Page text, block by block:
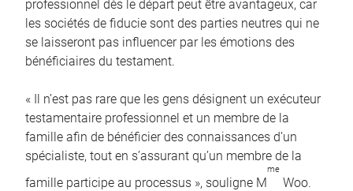
professionnel dès le départ peut être avantageux, car
les sociétés de fiducie sont des parties neutres qui ne
se laisseront pas influencer par les émotions des
bénéficiaires du testament.
« Il n’est pas rare que les gens désignent un exécuteur
testamentaire professionnel et un membre de la
famille afin de bénéficier des connaissances d’un
spécialiste, tout en s’assurant qu’un membre de la
famille participe au processus », souligne M
me
Woo.